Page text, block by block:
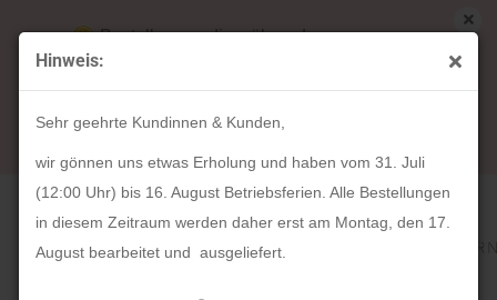
Hinweis:
Sehr geehrte Kundinnen & Kunden,
wir gönnen uns etwas Erholung und haben vom 31. Juli
(12:00 Uhr) bis 16. August Betriebsferien. Alle Bestellungen
in diesem Zeitraum werden daher erst am Montag, den 17.
August bearbeitet und ausgeliefert.
Bestellungen die während unserer
Betriebsferien (31. Juli ab 12:00 Uhr bis 16.
August) aufgegeben werden, werden ab Montag,
17. August bearbeitet und versendet.
« Erster « zurück weiter »
Letzter »
Artikel in dieser Kategorie
HOLZKERN Jenolan (40mm)